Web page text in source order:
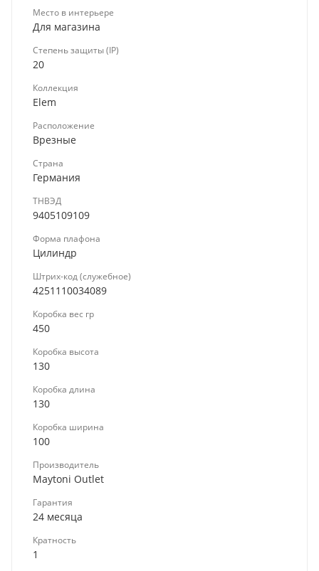
Место в интерьере
Для магазина
Степень защиты (IP)
20
Коллекция
Elem
Расположение
Врезные
Страна
Германия
ТНВЭД
9405109109
Форма плафона
Цилиндр
Штрих-код (служебное)
4251110034089
Коробка вес гр
450
Коробка высота
130
Коробка длина
130
Коробка ширина
100
Производитель
Maytoni Outlet
Гарантия
24 месяца
Кратность
1